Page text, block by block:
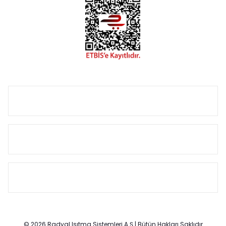
termostat, boru gizleme kılıfı gibi aksesuarları ile de özel
çözümler oluşturmaktadır.
Size özel olarak üretilen Radyatör ve havlupan seçerken
yardıma ihtiyacınız olduğunda,0850 308 08 08
hattımızdan bizlere ulaşabilirsiniz.
© 2026 Radyal Isıtma Sistemleri A.Ş | Bütün Hakları Saklıdır